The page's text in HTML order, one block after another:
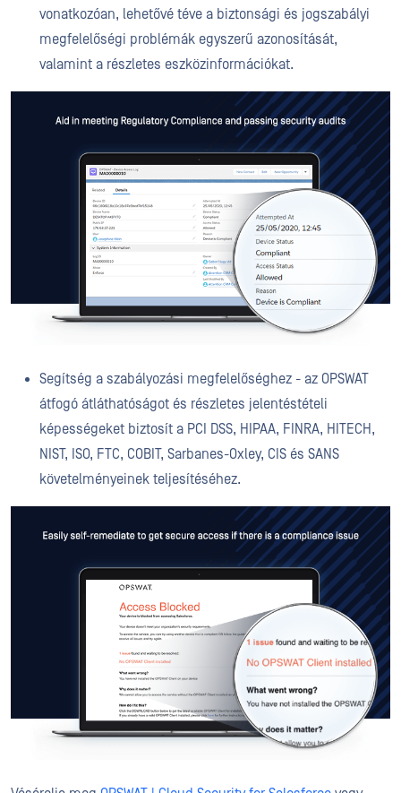
vonatkozóan, lehetővé téve a biztonsági és jogszabályi
megfelelőségi problémák egyszerű azonosítását,
valamint a részletes eszközinformációkat.
Segítség a szabályozási megfelelőséghez - az OPSWAT
átfogó átláthatóságot és részletes jelentéstételi
képességeket biztosít a PCI DSS, HIPAA, FINRA, HITECH,
NIST, ISO, FTC, COBIT, Sarbanes-Oxley, CIS és SANS
követelményeinek teljesítéséhez.